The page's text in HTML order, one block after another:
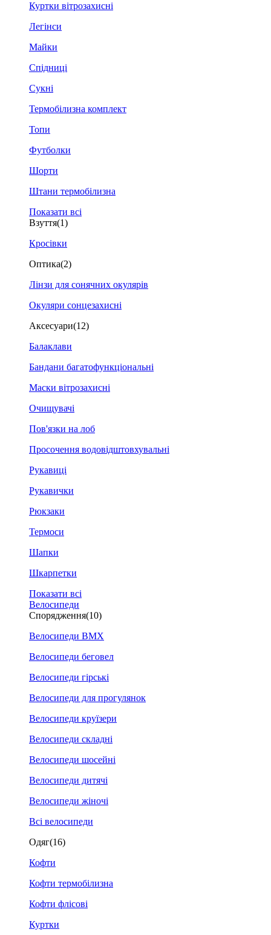
Куртки вітрозахисні
Легінси
Майки
Спідниці
Сукні
Термобілизна комплект
Топи
Футболки
Шорти
Штани термобілизна
Показати всі
Взуття(1)
Кросівки
Оптика(2)
Лінзи для сонячних окулярів
Окуляри сонцезахисні
Аксесуари(12)
Балаклави
Бандани багатофункціональні
Маски вітрозахисні
Очищувачі
Пов'язки на лоб
Просочення водовідштовхувальні
Рукавиці
Рукавички
Рюкзаки
Термоси
Шапки
Шкарпетки
Показати всі
Велосипеди
Спорядження(10)
Велосипеди BMX
Велосипеди беговел
Велосипеди гірські
Велосипеди для прогулянок
Велосипеди круїзери
Велосипеди складні
Велосипеди шосейні
Велосипеди дитячі
Велосипеди жіночі
Всі велосипеди
Одяг(16)
Кофти
Кофти термобілизна
Кофти флісові
Куртки